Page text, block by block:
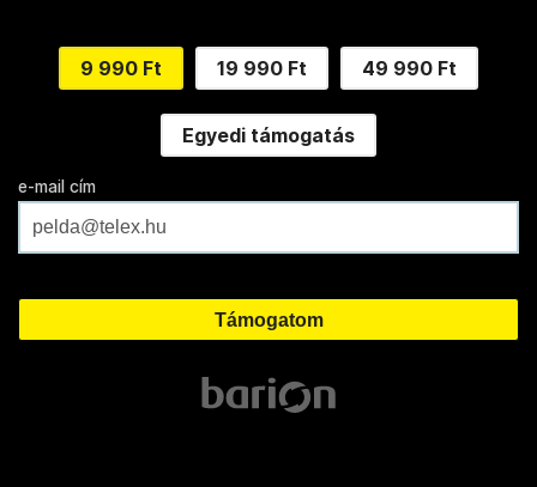
9 990 Ft 19 990 Ft 49 990 Ft
Egyedi támogatás
e-mail cím